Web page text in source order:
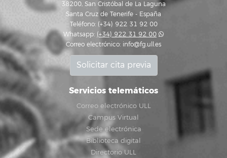
38200, San Cristóbal de La Laguna
Santa Cruz de Tenerife - España
Teléfono: (+34) 922 31 92 00
Whatsapp: (+34) 922 31 92 00
Correo electrónico: info@fg.ull.es
Solicitar cita previa
Servicios telemáticos
Correo electrónico ULL
Campus Virtual
Sede electrónica
Biblioteca digital
Directorio ULL